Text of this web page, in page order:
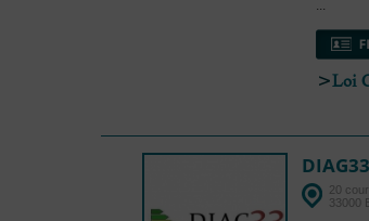
>Loi
20
33000